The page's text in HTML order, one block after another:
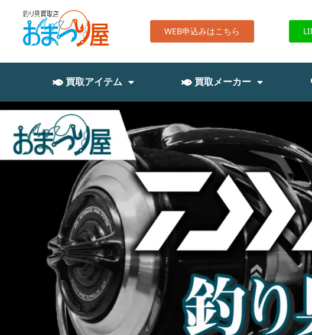
WEB申込みはこちら
買取アイテム 買取メーカー